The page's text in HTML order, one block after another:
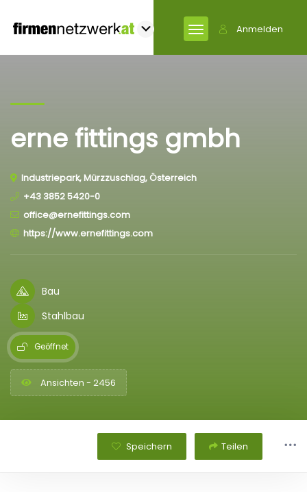
Anmelden
erne fittings gmbh
Industriepark, Mürzzuschlag, Österreich
+43 3852 5420-0
office@ernefittings.com
https://www.ernefittings.com
Bau
Stahlbau
Geöffnet
Ansichten - 2456
Speichern Teilen